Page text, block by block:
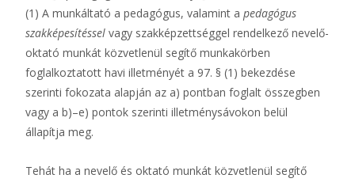
(1) A munkáltató a pedagógus, valamint a pedagógus
szakképesítéssel vagy szakképzettséggel rendelkező nevelő-
oktató munkát közvetlenül segítő munkakörben
foglalkoztatott havi illetményét a 97. § (1) bekezdése
szerinti fokozata alapján az a) pontban foglalt összegben
vagy a b)–e) pontok szerinti illetménysávokon belül
állapítja meg.
Tehát ha a nevelő és oktató munkát közvetlenül segítő